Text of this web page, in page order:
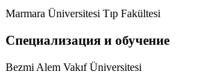
Marmara Üniversitesi Tıp Fakültesi
Специализация и обучение
Bezmi Alem Vakıf Üniversitesi